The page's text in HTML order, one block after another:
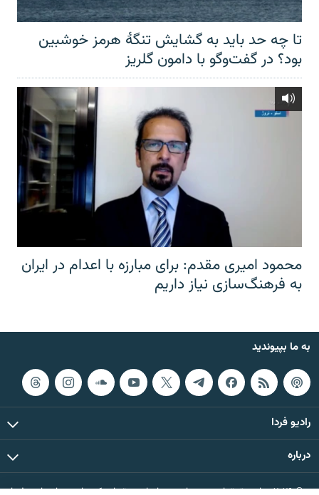
تا چه حد باید به گشایش تنگهٔ هرمز خوشبین
بود؟ در گفت‌وگو با دامون گلریز
محمود امیری مقدم: برای مبارزه با اعدام در ایران
به فرهنگ‌سازی نیاز داریم
به ما بپیوندید
رادیو فردا
درباره